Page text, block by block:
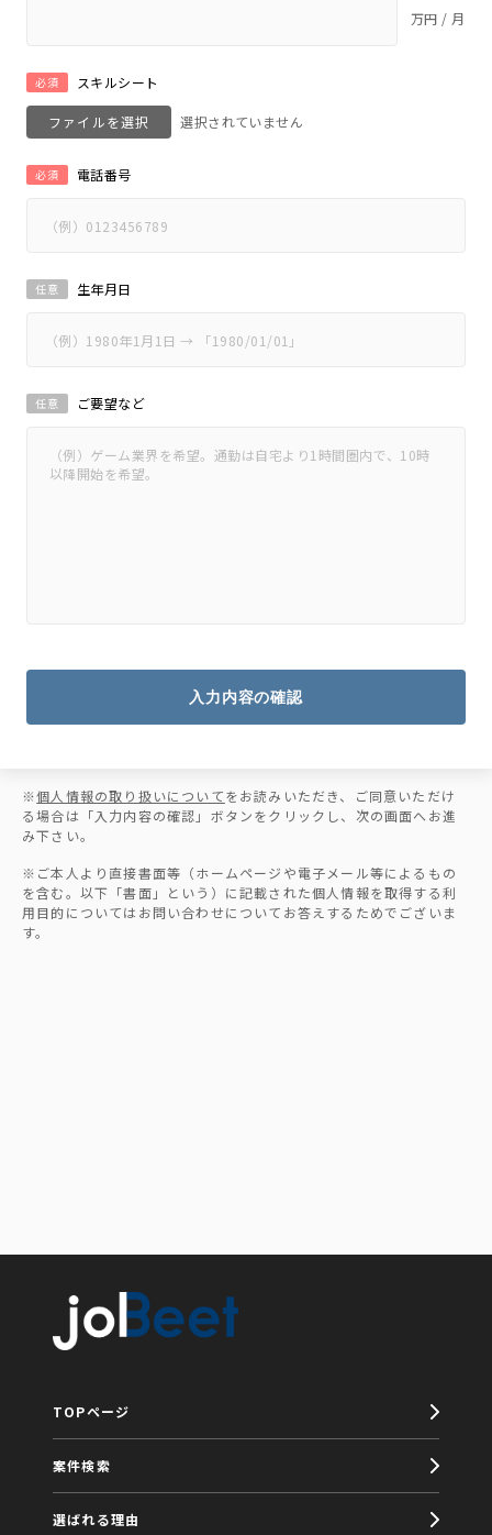
万円 / 月
スキルシート
必須
ファイルを選択
電話番号
必須
生年月日
任意
ご要望など
任意
入力内容の確認
※個人情報の取り扱いについてをお読みいただき、ご同意いただけ
る場合は「入力内容の確認」ボタンをクリックし、次の画面へお進
み下さい。
※ご本人より直接書面等（ホームページや電子メール等によるもの
を含む。以下「書面」という）に記載された個人情報を取得する利
用目的についてはお問い合わせについてお答えするためでございま
す。
TOPページ
案件検索
選ばれる理由